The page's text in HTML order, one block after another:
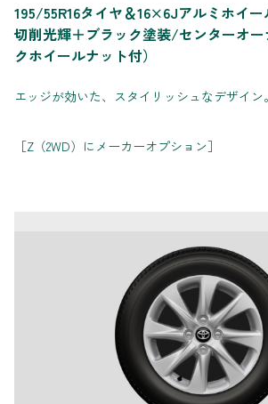
195/55R16タイヤ＆16×6Jアルミホイ
切削光輝＋ブラック塗装/センターオ
クホイールナット付）
エッジが効いた、スタイリッシュなデザイン。
［Z（2WD）にメーカーオプション］